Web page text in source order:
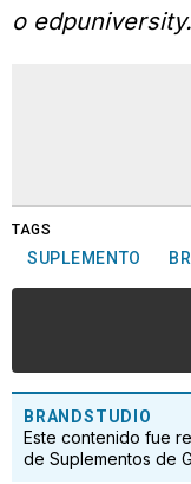
o
TAGS
SUPLEMENTO
BRANDSTUDIO
Este contenido fue
de Suplementos de